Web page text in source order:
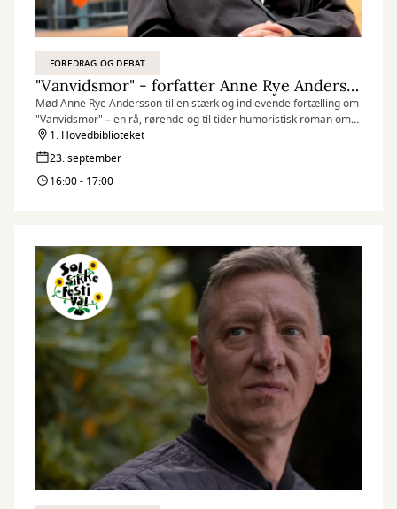
FOREDRAG OG DEBAT
"Vanvidsmor" - forfatter Anne Rye Andersson
Mød Anne Rye Andersson til en stærk og indlevende fortælling om
"Vanvidsmor" – en rå, rørende og til tider humoristisk roman om
at finde tilbage til livet og kærligheden midt i psykiatriens kaos.
1. Hovedbiblioteket
23. september
16:00 - 17:00